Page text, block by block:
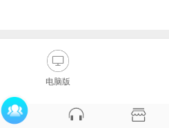
电脑版